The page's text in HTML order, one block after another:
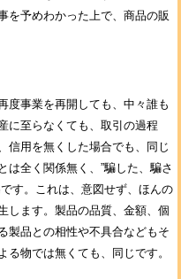
を予めわかった上で、商品の販
事業を再開しても、中々誰も
に至らなくても、取引の過程
信用を無くした場合でも、同じ
は全く関係無く、”騙した、騙さ
す。これは、意図せず、ほんの
します。製品の品質、金額、個
製品との相性や不具合などもそ
る物では無くても、同じです。